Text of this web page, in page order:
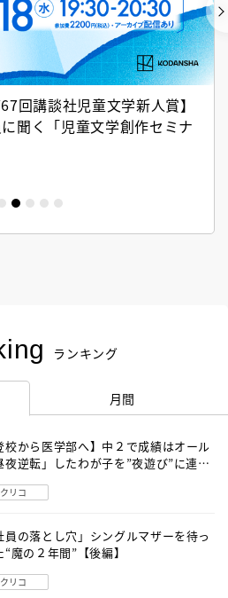
回講談社児童文学新人賞】
聞く「児童文学創作セミナ
ランキング
月間
校から医学部へ】中２で成績はオール
夜逆転」したわが子を”夜遊び”に連れ
リコ
員の落とし穴」シングルマザーを待っ
“魔の２年間”【後編】
リコ